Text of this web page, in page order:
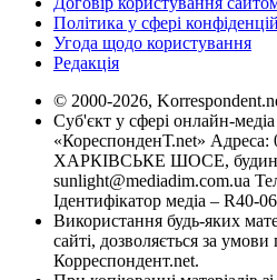
Політика у сфері
Угода щодо користування
Редакція
© 2000-2026,
Суб'єкт у сфері онлайн-
«КореспонденТ.net» Адреса:
ХАРКІВСЬКЕ ШОСЕ,
sunlight@mediadim.com.ua
Ідентифікатор медіа – R40-
Використання будь-яких
сайті, дозволяється за
Корреспондент.net.